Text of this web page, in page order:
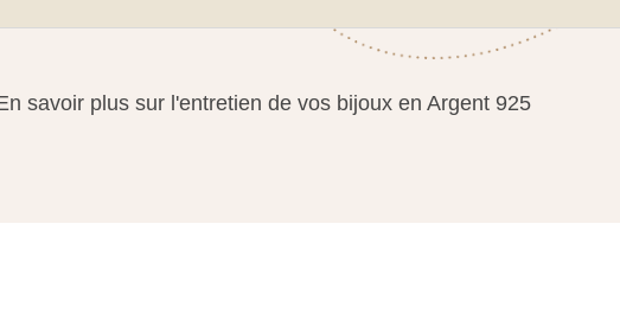
savoir plus sur l'entretien de vos bijoux en Argent 925